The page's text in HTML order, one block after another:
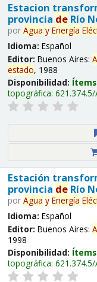
Estacion
provincia deRío
por Agua y Energía
Idioma: Español
Editor: Buenos Aires:
estado, 1988
Disponibilidad:
topográfica:
Estación
provincia deRío
por Agua y Energía
Idioma: Español
Editor: Buenos Aires:
1998
Disponibilidad:
topográfica: